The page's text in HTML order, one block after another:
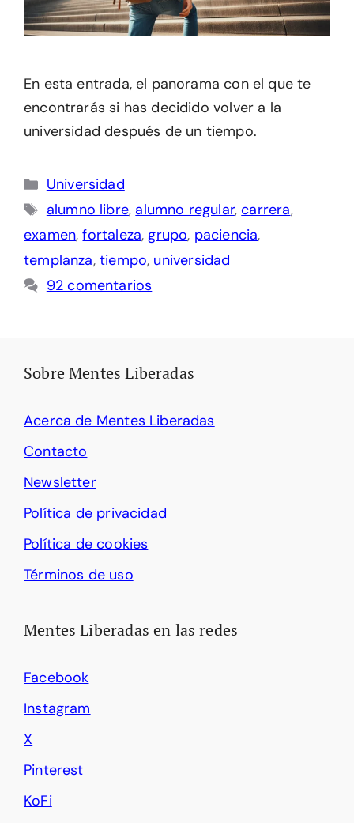
En esta entrada, el panorama con el que te
encontrarás si has decidido volver a la
universidad después de un tiempo.
Categorías
Universidad
Etiquetas
alumno libre, alumno regular,carrera,
examen,fortaleza,grupo, paciencia,
templanza, tiempo, universidad
92 comentarios
Sobre Mentes Liberadas
Acerca de Mentes Liberadas
Contacto
Newsletter
Política de privacidad
Política de cookies
Términos de uso
Mentes Liberadas en las redes
Facebook
Instagram
X
Pinterest
KoFi